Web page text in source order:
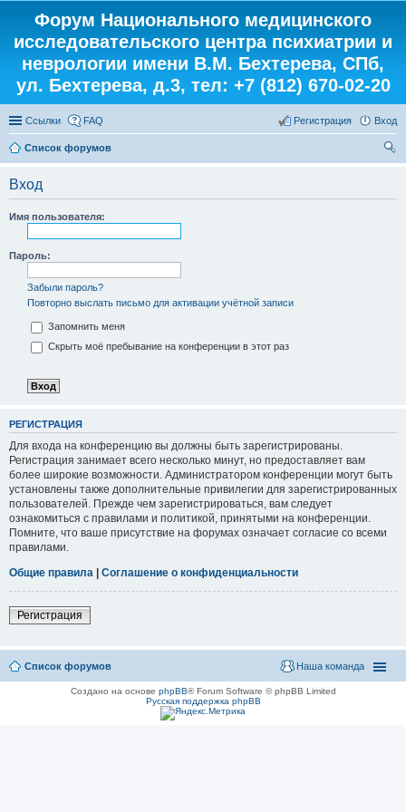
Форум Национального медицинского
исследовательского центра психиатрии и
неврологии имени В.М. Бехтерева, СПб,
ул. Бехтерева, д.3, тел: +7 (812) 670-02-20
Ссылки FAQ Вход
Регистрация
Список форумов
Вход
Имя пользователя:
Пароль:
Забыли пароль?
Повторно выслать письмо для активации учётной записи
Запомнить меня
Скрыть моё пребывание на конференции в этот раз
РЕГИСТРАЦИЯ
Для входа на конференцию вы должны быть зарегистрированы.
Регистрация занимает всего несколько минут, но предоставляет вам
более широкие возможности. Администратором конференции могут быть
установлены также дополнительные привилегии для зарегистрированных
пользователей. Прежде чем зарегистрироваться, вам следует
ознакомиться с правилами и политикой, принятыми на конференции.
Помните, что ваше присутствие на форумах означает согласие со всеми
правилами.
Общие правила | Соглашение о конфиденциальности
Регистрация
Список форумов Наша команда
Создано на основе phpBB® Forum Software © phpBB Limited
Русская поддержка phpBB